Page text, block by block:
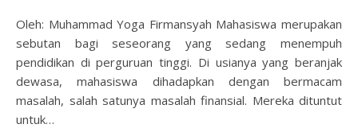
Oleh: Muhammad Yoga Firmansyah Mahasiswa merupakan
sebutan bagi seseorang yang sedang menempuh
pendidikan di perguruan tinggi. Di usianya yang beranjak
dewasa, mahasiswa dihadapkan dengan bermacam
masalah, salah satunya masalah finansial. Mereka dituntut
untuk…